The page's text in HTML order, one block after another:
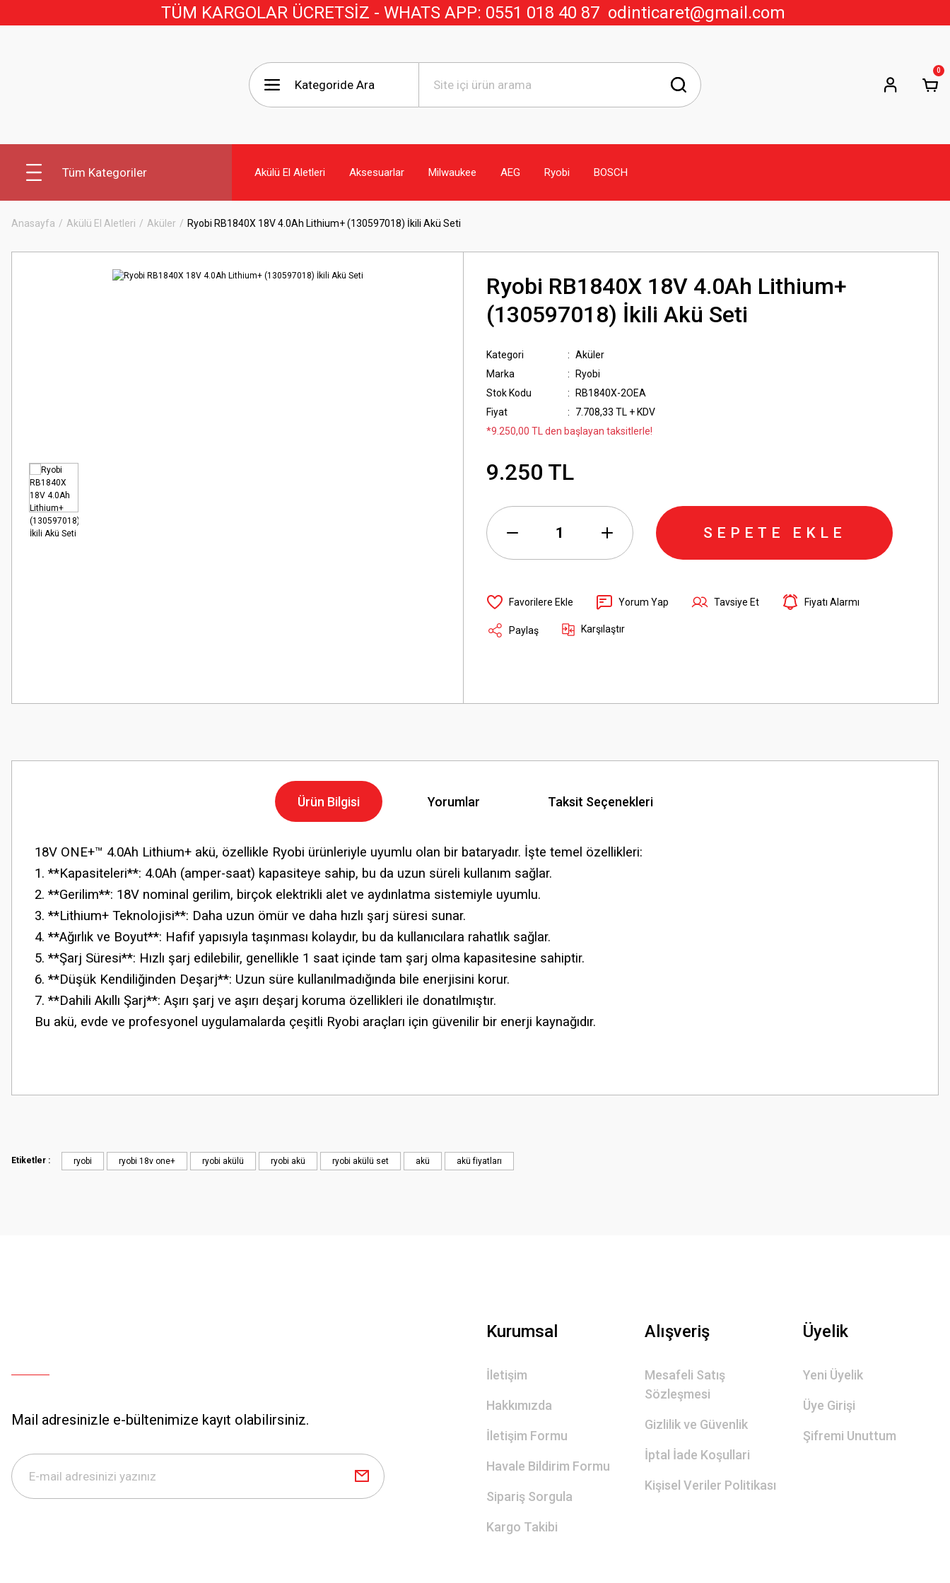
TÜM KARGOLAR ÜCRETSİZ - WHATS APP: 0551 018 40 87 odinticaret@gmail.com
0
Tüm Kategoriler Akülü El Aletleri Aksesuarlar Milwaukee AEG Ryobi BOSCH
Anasayfa Akülü El Aletleri Aküler Ryobi RB1840X 18V 4.0Ah Lithium+ (130597018) İkili Akü Seti
Ryobi RB1840X 18V 4.0Ah Lithium+
(130597018) İkili Akü Seti
Kategori
Aküler
Marka
Ryobi
Stok Kodu
RB1840X-2OEA
Fiyat
7.708,33 TL + KDV
*9.250,00 TL den başlayan taksitlerle!
9.250 TL
SEPETE EKLE
Yorum Yap Tavsiye Et Fiyatı Alarmı
Paylaş Karşılaştır
Ürün Bilgisi Yorumlar Taksit Seçenekleri
18V ONE+™ 4.0Ah Lithium+ akü, özellikle Ryobi ürünleriyle uyumlu olan bir bataryadır. İşte temel özellikleri:
1. **Kapasiteleri**: 4.0Ah (amper-saat) kapasiteye sahip, bu da uzun süreli kullanım sağlar.
2. **Gerilim**: 18V nominal gerilim, birçok elektrikli alet ve aydınlatma sistemiyle uyumlu.
3. **Lithium+ Teknolojisi**: Daha uzun ömür ve daha hızlı şarj süresi sunar.
4. **Ağırlık ve Boyut**: Hafif yapısıyla taşınması kolaydır, bu da kullanıcılara rahatlık sağlar.
5. **Şarj Süresi**: Hızlı şarj edilebilir, genellikle 1 saat içinde tam şarj olma kapasitesine sahiptir.
6. **Düşük Kendiliğinden Deşarj**: Uzun süre kullanılmadığında bile enerjisini korur.
7. **Dahili Akıllı Şarj**: Aşırı şarj ve aşırı deşarj koruma özellikleri ile donatılmıştır.
Bu akü, evde ve profesyonel uygulamalarda çeşitli Ryobi araçları için güvenilir bir enerji kaynağıdır.
Etiketler : ryobi ryobi 18v one+ ryobi akülü ryobi akü ryobi akülü set akü akü fiyatları
Mail adresinizle e-bültenimize kayıt olabilirsiniz.
Kurumsal
İletişim
Hakkımızda
İletişim Formu
Havale Bildirim Formu
Sipariş Sorgula
Kargo Takibi
Alışveriş
Mesafeli Satış
Sözleşmesi
Gizlilik ve Güvenlik
İptal İade Koşullari
Kişisel Veriler Politikası
Üyelik
Yeni Üyelik
Üye Girişi
Şifremi Unuttum